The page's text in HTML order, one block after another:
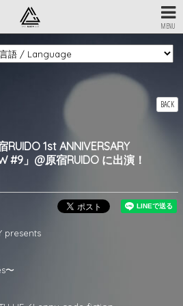
MENU
BACK
RUIDO 1st ANNIVERSARY
#9」@原宿RUIDO に出演！
presents
〜